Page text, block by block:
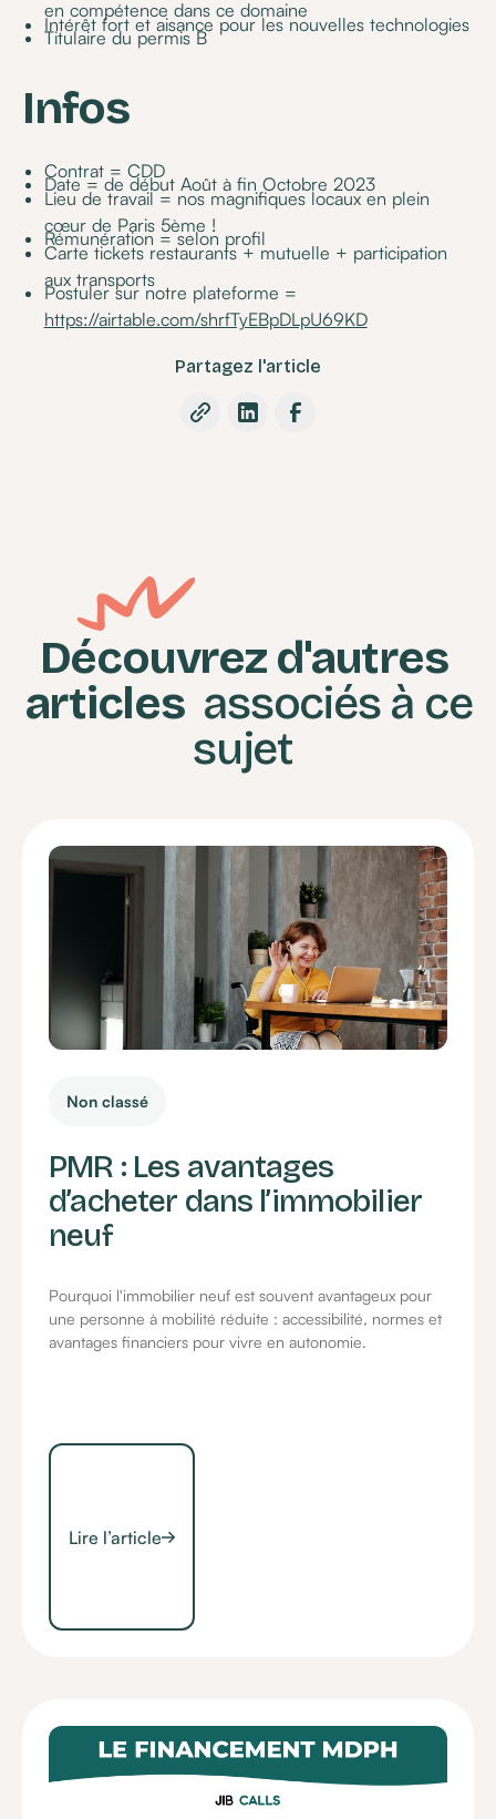
en compétence dans ce domaine
Intérêt fort et aisance pour les nouvelles technologies
Titulaire du permis B
Infos
Contrat = CDD
Date = de début Août à fin Octobre 2023
Lieu de travail = nos magnifiques locaux en plein
cœur de Paris 5ème !
Rémunération = selon profil
Carte tickets restaurants + mutuelle + participation
aux transports
Postuler sur notre plateforme =
https://airtable.com/shrfTyEBpDLpU69KD
Partagez l'article
Découvrez d'autres
articles associés à ce
sujet
Non classé
PMR : Les avantages
d’acheter dans l’immobilier
neuf
Pourquoi l'immobilier neuf est souvent avantageux pour
une personne à mobilité réduite : accessibilité, normes et
avantages financiers pour vivre en autonomie.
Lire l’article